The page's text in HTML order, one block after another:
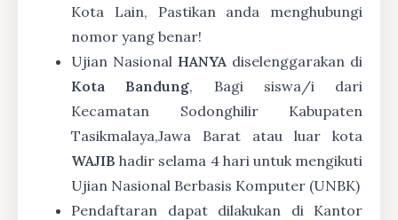
Kota Lain, Pastikan anda menghubungi
nomor yang benar!
Ujian Nasional HANYA diselenggarakan di
Kota Bandung, Bagi siswa/i dari
Kecamatan Sodonghilir Kabupaten
Tasikmalaya,Jawa Barat atau luar kota
WAJIB hadir selama 4 hari untuk mengikuti
Ujian Nasional Berbasis Komputer (UNBK)
Pendaftaran dapat dilakukan di Kantor